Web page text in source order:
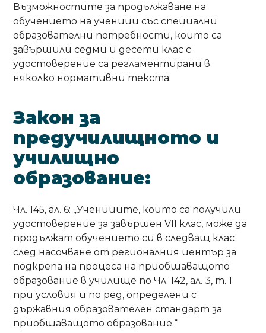
Възможностите за продължаване на
обучението на ученици със специални
образователни потребности, които са
завършили седми и десети клас с
удостоверение са регламентирани в
няколко нормативни текста:
Закон за
предучилищното и
училищно
образование:
Чл. 145, ал. 6: „Учениците, които са получили
удостоверение за завършен VII клас, може да
продължат обучението си в следващ клас
след насочване от регионалния център за
подкрепа на процеса на приобщаващото
образование в училище по Чл. 142, ал. 3, т. 1
при условия и по ред, определени с
държавния образователен стандарт за
приобщаващото образование.“